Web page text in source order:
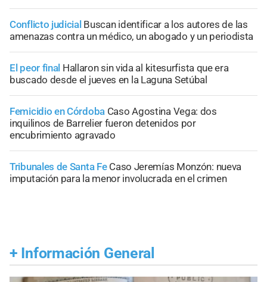
Conflicto judicial Buscan identificar a los autores de las
amenazas contra un médico, un abogado y un periodista
El peor final Hallaron sin vida al kitesurfista que era
buscado desde el jueves en la Laguna Setúbal
Femicidio en Córdoba Caso Agostina Vega: dos
inquilinos de Barrelier fueron detenidos por
encubrimiento agravado
Tribunales de Santa Fe Caso Jeremías Monzón: nueva
imputación para la menor involucrada en el crimen
+ Información General